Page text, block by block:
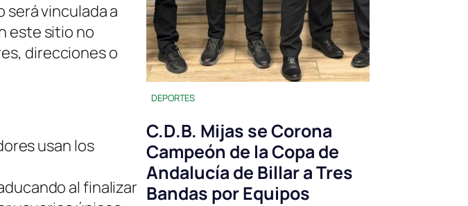
será vinculada a
este sitio no
direcciones o
usan los
al finalizar
DEPORTES
C.D.B. Mijas se Corona
Campeón de la Copa de
Andalucía de Billar a Tres
Bandas por Equipos